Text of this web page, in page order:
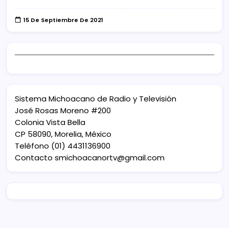
15 De Septiembre De 2021
Sistema Michoacano de Radio y Televisión
José Rosas Moreno #200
Colonia Vista Bella
CP 58090, Morelia, México
Teléfono (01) 4431136900
Contacto smichoacanortv@gmail.com